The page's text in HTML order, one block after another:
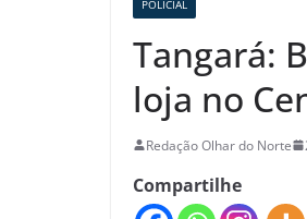
POLICIAL
Tangará:
loja no
Redação Olhar do Norte
Compartilhe